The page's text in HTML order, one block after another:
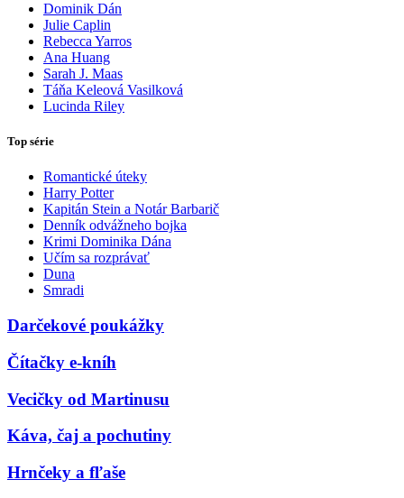
Dominik Dán
Julie Caplin
Rebecca Yarros
Ana Huang
Sarah J. Maas
Táňa Keleová Vasilková
Lucinda Riley
Top série
Romantické úteky
Harry Potter
Kapitán Stein a Notár Barbarič
Denník odvážneho bojka
Krimi Dominika Dána
Učím sa rozprávať
Duna
Smradi
Darčekové poukážky
Čítačky e-kníh
Vecičky od Martinusu
Káva, čaj a pochutiny
Hrnčeky a fľaše